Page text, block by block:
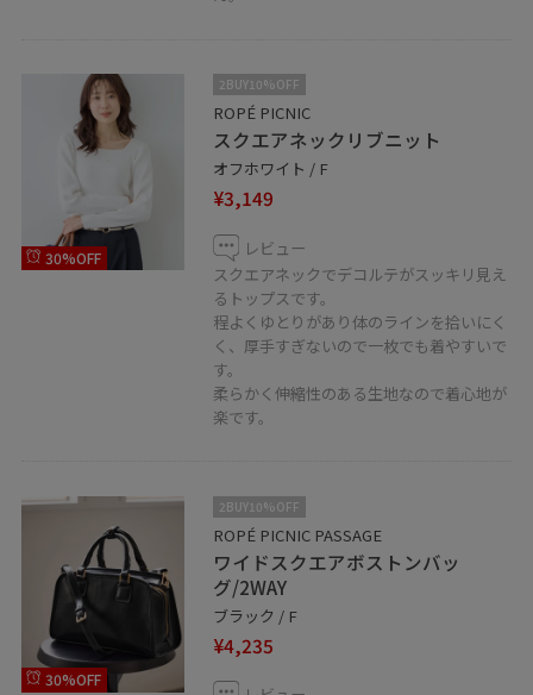
30%OFF
2BUY10%OFF
ROPÉ PICNIC
スクエアネックリブニット
オフホワイト / F
¥3,149
レビュー
スクエアネックでデコルテがスッキリ見え
るトップスです。
程よくゆとりがあり体のラインを拾いにく
く、厚手すぎないので一枚でも着やすいで
す。
柔らかく伸縮性のある生地なので着心地が
楽です。
30%OFF
2BUY10%OFF
ROPÉ PICNIC PASSAGE
ワイドスクエアボストンバッ
グ/2WAY
ブラック / F
¥4,235